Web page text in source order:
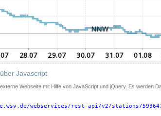
Javascript
Webseite mit Hilfe von JavaScript und jQuery. Es werden
webservices/rest-api/v2/stations/